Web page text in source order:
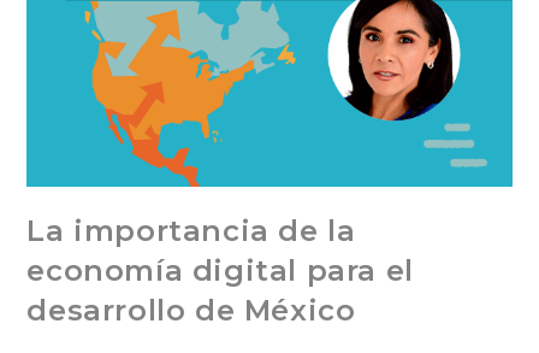
La importancia de la
economía digital para el
desarrollo de México